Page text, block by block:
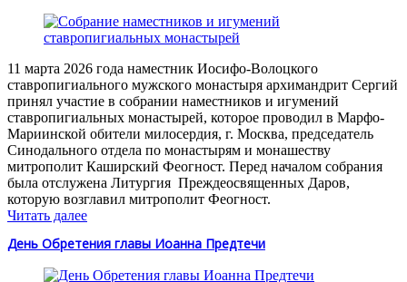
11 марта 2026 года наместник Иосифо-Волоцкого
ставропигиального мужского монастыря архимандрит Сергий
принял участие в собрании наместников и игумений
ставропигиальных монастырей, которое проводил в Марфо-
Мариинской обители милосердия, г. Москва, председатель
Синодального отдела по монастырям и монашеству
митрополит Каширский Феогност. Перед началом собрания
была отслужена Литургия Преждеосвященных Даров,
которую возглавил митрополит Феогност.
Читать далее
День Обретения главы Иоанна Предтечи